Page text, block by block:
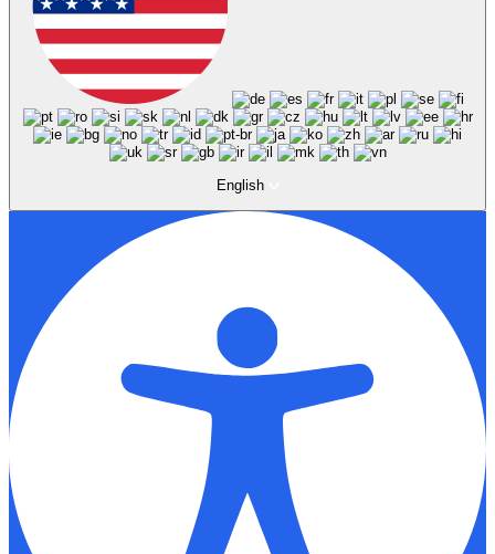
English